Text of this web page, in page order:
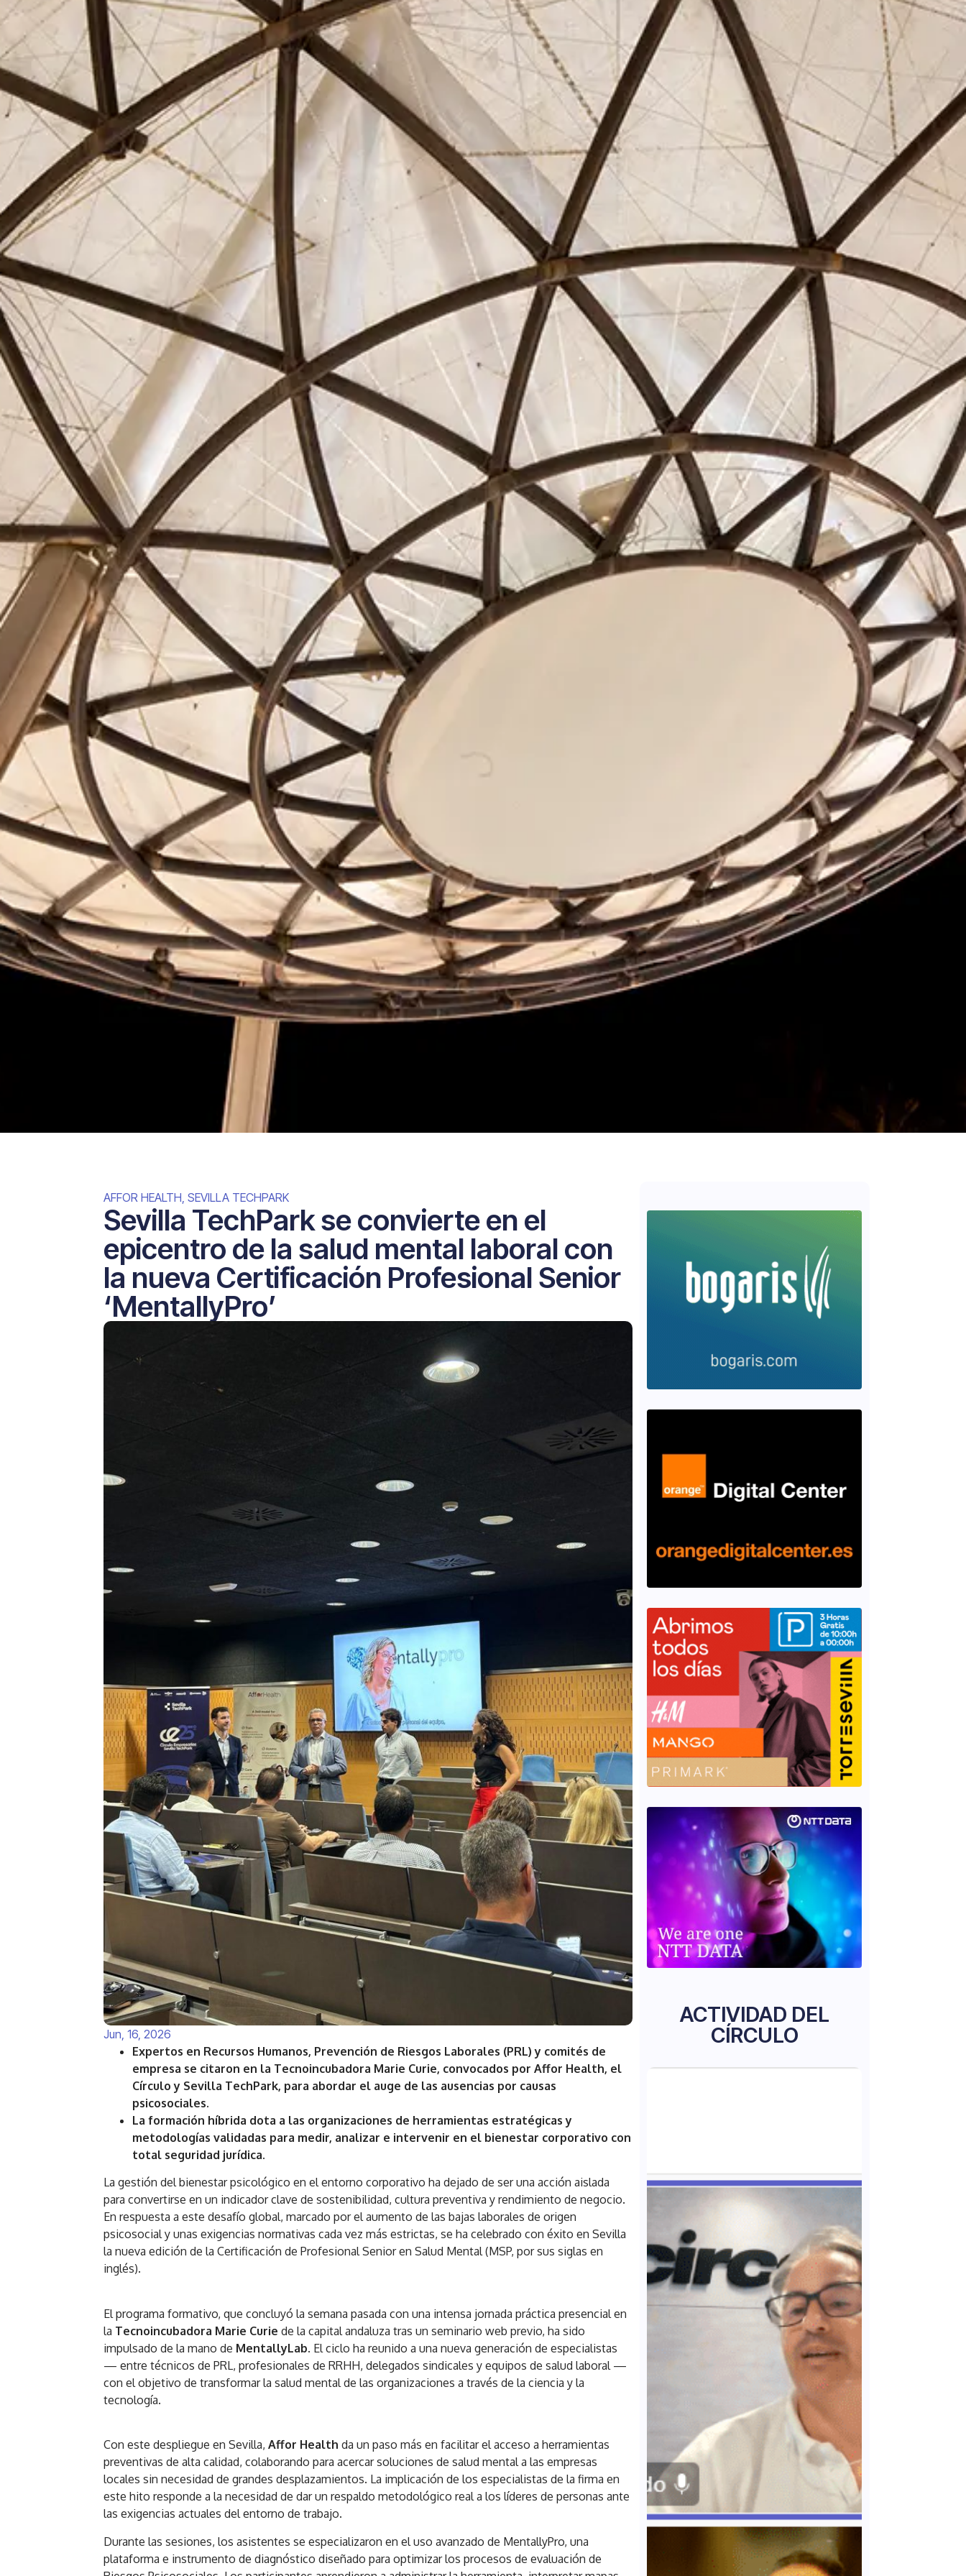
El Círculo Asociados Actualidad Contacto
AFFOR HEALTH ,SEVILLA TECHPARK
Sevilla TechPark se convierte en el
epicentro de la salud mental laboral con
la nueva Certificación Profesional Senior
‘MentallyPro’
Jun, 16, 2026
Expertos en Recursos Humanos, Prevención de Riesgos Laborales (PRL) y comités de
empresa se citaron en la Tecnoincubadora Marie Curie, convocados por Affor Health, el
Círculo y Sevilla TechPark, para abordar el auge de las ausencias por causas
psicosociales.
La formación híbrida dota a las organizaciones de herramientas estratégicas y
metodologías validadas para medir, analizar e intervenir en el bienestar corporativo con
total seguridad jurídica.
La gestión del bienestar psicológico en el entorno corporativo ha dejado de ser una acción aislada
para convertirse en un indicador clave de sostenibilidad, cultura preventiva y rendimiento de negocio.
En respuesta a este desafío global, marcado por el aumento de las bajas laborales de origen
psicosocial y unas exigencias normativas cada vez más estrictas, se ha celebrado con éxito en Sevilla
la nueva edición de la Certificación de Profesional Senior en Salud Mental (MSP, por sus siglas en
inglés).
El programa formativo, que concluyó la semana pasada con una intensa jornada práctica presencial en
la Tecnoincubadora Marie Curiede la capital andaluza tras un seminario web previo, ha sido
impulsado de la mano de MentallyLab. El ciclo ha reunido a una nueva generación de especialistas
— entre técnicos de PRL, profesionales de RRHH, delegados sindicales y equipos de salud laboral —
con el objetivo de transformar la salud mental de las organizaciones a través de la ciencia y la
tecnología.
Con este despliegue en Sevilla,Affor Health da un paso más en facilitar el acceso a herramientas
preventivas de alta calidad, colaborando para acercar soluciones de salud mental a las empresas
locales sin necesidad de grandes desplazamientos. La implicación de los especialistas de la firma en
este hito responde a la necesidad de dar un respaldo metodológico real a los líderes de personas ante
las exigencias actuales del entorno de trabajo.
Durante las sesiones, los asistentes se especializaron en el uso avanzado de MentallyPro, una
plataforma e instrumento de diagnóstico diseñado para optimizar los procesos de evaluación de
ACTIVIDAD DEL
CÍRCULO